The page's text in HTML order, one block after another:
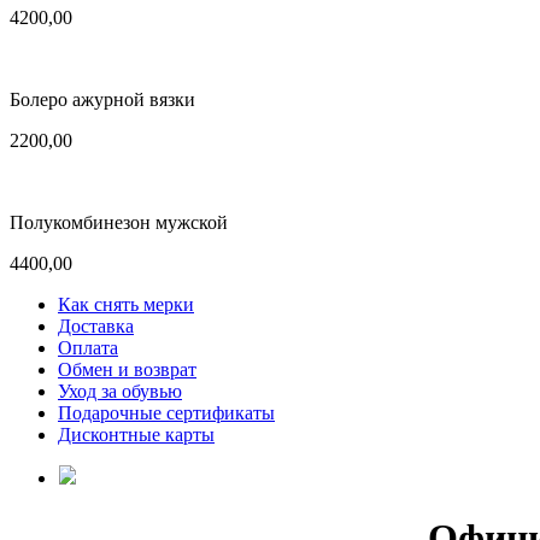
4200,00
Болеро ажурной вязки
2200,00
Полукомбинезон мужской
4400,00
Как снять мерки
Доставка
Оплата
Обмен и возврат
Уход за обувью
Подарочные сертификаты
Дисконтные карты